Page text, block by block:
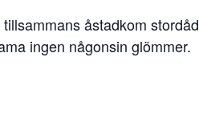
åstadkom stordåd
ingen någonsin glömmer.